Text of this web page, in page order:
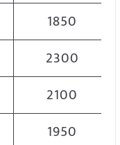
1850
2300
2100
1950